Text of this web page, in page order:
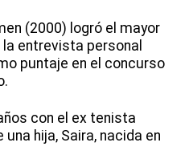
(2000) logró el mayor
entrevista personal
puntaje en el concurso
con el ex tenista
una hija, Saira, nacida en